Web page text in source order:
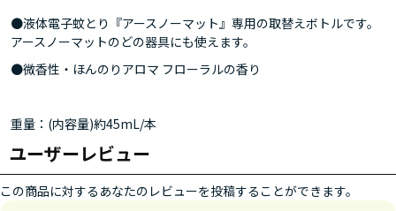
●液体電子蚊とり『アースノーマット』専用の取替えボトルです。
アースノーマットのどの器具にも使えます。
●微香性・ほんのりアロマ フローラルの香り
重量：(内容量)約45mL/本
ユーザーレビュー
この商品に対するあなたのレビューを投稿することができます。